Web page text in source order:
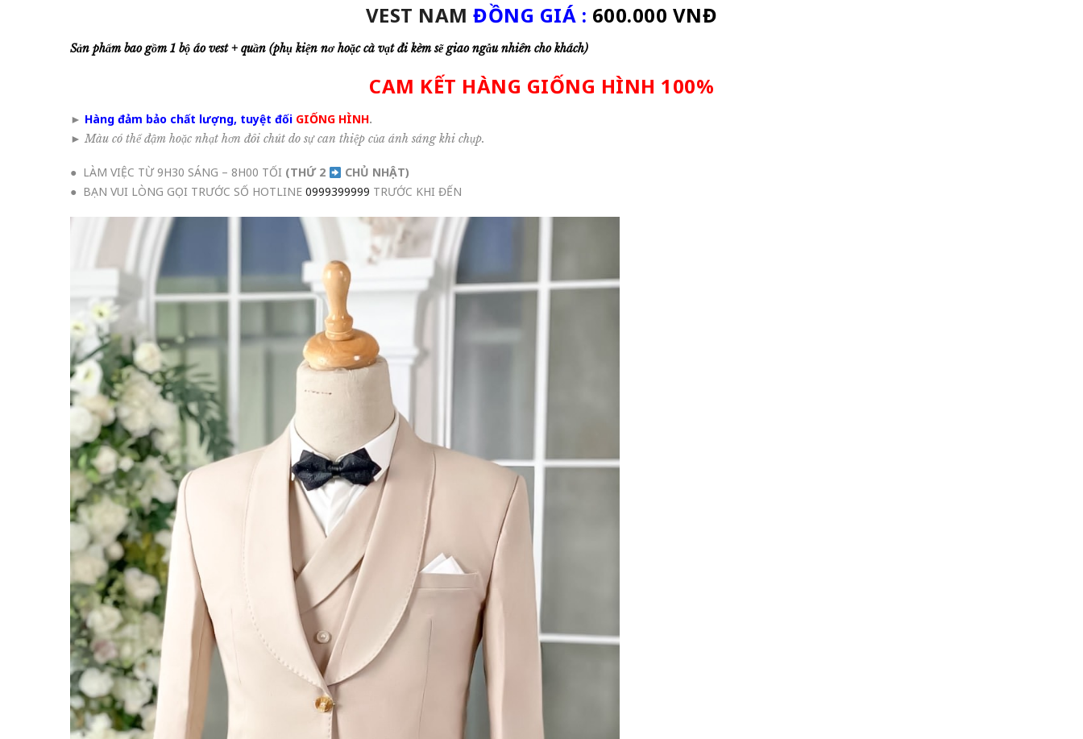
VEST NAM ĐỒNG GIÁ : 600.000 VNĐ
Sản phẩm bao gồm 1 bộ áo vest + quần (phụ kiện nơ hoặc cà vạt đi kèm sẽ giao ngẫu nhiên cho khách)
CAM KẾT HÀNG GIỐNG HÌNH 100%
► Hàng đảm bảo chất lượng, tuyệt đối GIỐNG HÌNH.
►Màu có thể đậm hoặc nhạt hơn đôi chút do sự can thiệp của ánh sáng khi chụp.
● LÀM VIỆC TỪ 9H30 SÁNG – 8H00 TỐI (THỨ 2 CHỦ NHẬT)
● BẠN VUI LÒNG GỌI TRƯỚC SỐ HOTLINE 0999399999 TRƯỚC KHI ĐẾN